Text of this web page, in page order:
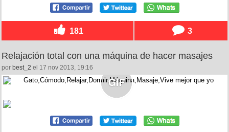
181 3
Relajación total con una máquina de hacer masajes
por best_2 el 17 nov 2013, 19:16